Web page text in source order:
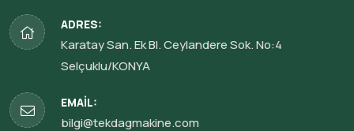
ADRES:
Karatay San. Ek Bl. Ceylandere Sok. No:4
Selçuklu/KONYA
EMAIL:
bilgi@tekdagmakine.com